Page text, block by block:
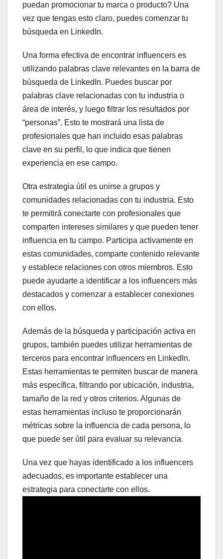
puedan promocionar tu marca o producto? Una
vez que tengas esto claro, puedes comenzar tu
búsqueda en LinkedIn.
Una forma efectiva de encontrar influencers es
utilizando palabras clave relevantes en la barra de
búsqueda de LinkedIn. Puedes buscar por
palabras clave relacionadas con tu industria o
área de interés, y luego filtrar los resultados por
“personas”. Esto te mostrará una lista de
profesionales que han incluido esas palabras
clave en su perfil, lo que indica que tienen
experiencia en ese campo.
Otra estrategia útil es unirse a grupos y
comunidades relacionadas con tu industria. Esto
te permitirá conectarte con profesionales que
comparten intereses similares y que pueden tener
influencia en tu campo. Participa activamente en
estas comunidades, comparte contenido relevante
y establece relaciones con otros miembros. Esto
puede ayudarte a identificar a los influencers más
destacados y comenzar a establecer conexiones
con ellos.
Además de la búsqueda y participación activa en
grupos, también puedes utilizar herramientas de
terceros para encontrar influencers en LinkedIn.
Estas herramientas te permiten buscar de manera
más específica, filtrando por ubicación, industria,
tamaño de la red y otros criterios. Algunas de
estas herramientas incluso te proporcionarán
métricas sobre la influencia de cada persona, lo
que puede ser útil para evaluar su relevancia.
Una vez que hayas identificado a los influencers
adecuados, es importante establecer una
estrategia para conectarte con ellos.